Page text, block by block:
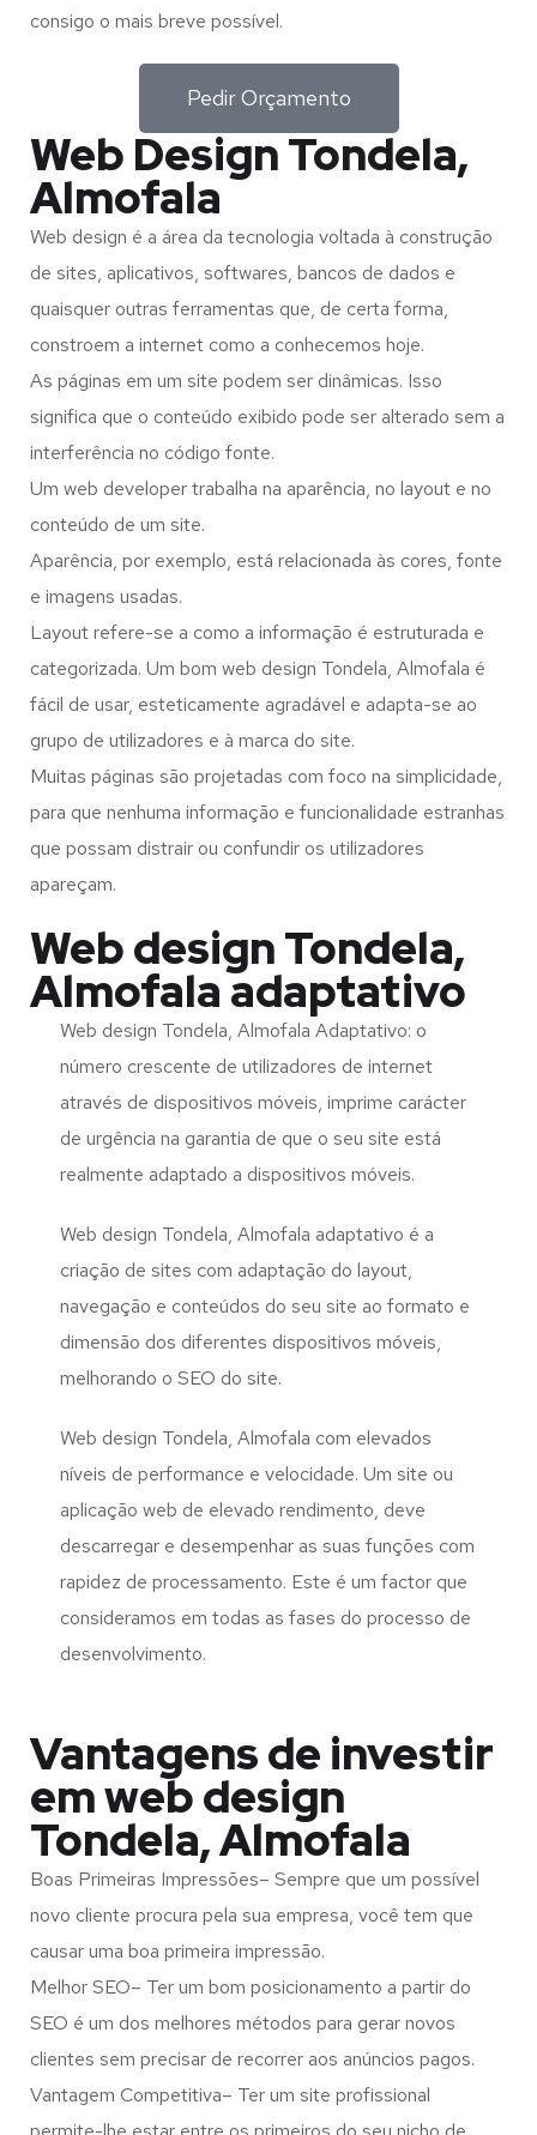
consigo o mais breve possível.
Pedir Orçamento
Web Design Tondela,
Almofala
Web design é a área da tecnologia voltada à construção
de sites, aplicativos, softwares, bancos de dados e
quaisquer outras ferramentas que, de certa forma,
constroem a internet como a conhecemos hoje.
As páginas em um site podem ser dinâmicas. Isso
significa que o conteúdo exibido pode ser alterado sem a
interferência no código fonte.
Um web developer trabalha na aparência, no layout e no
conteúdo de um site.
Aparência, por exemplo, está relacionada às cores, fonte
e imagens usadas.
Layout refere-se a como a informação é estruturada e
categorizada. Um bom web design Tondela, Almofala é
fácil de usar, esteticamente agradável e adapta-se ao
grupo de utilizadores e à marca do site.
Muitas páginas são projetadas com foco na simplicidade,
para que nenhuma informação e funcionalidade estranhas
que possam distrair ou confundir os utilizadores
apareçam.
Web design Tondela,
Almofala adaptativo
Web design Tondela, Almofala Adaptativo: o
número crescente de utilizadores de internet
através de dispositivos móveis, imprime carácter
de urgência na garantia de que o seu site está
realmente adaptado a dispositivos móveis.
Web design Tondela, Almofala adaptativo é a
criação de sites com adaptação do layout,
navegação e conteúdos do seu site ao formato e
dimensão dos diferentes dispositivos móveis,
melhorando o SEO do site.
Web design Tondela, Almofala com elevados
níveis de performance e velocidade. Um site ou
aplicação web de elevado rendimento, deve
descarregar e desempenhar as suas funções com
rapidez de processamento. Este é um factor que
consideramos em todas as fases do processo de
desenvolvimento.
Vantagens de investir
em web design
Tondela, Almofala
Boas Primeiras Impressões– Sempre que um possível
novo cliente procura pela sua empresa, você tem que
causar uma boa primeira impressão.
Melhor SEO– Ter um bom posicionamento a partir do
SEO é um dos melhores métodos para gerar novos
clientes sem precisar de recorrer aos anúncios pagos.
Vantagem Competitiva– Ter um site profissional